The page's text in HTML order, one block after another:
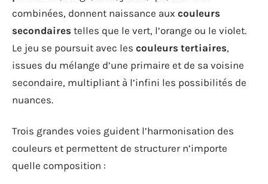
combinées, donnent naissance aux couleurs
secondaires telles que le vert, l’orange ou le violet.
Le jeu se poursuit avec les couleurs tertiaires,
issues du mélange d’une primaire et de sa voisine
secondaire, multipliant à l’infini les possibilités de
nuances.
Trois grandes voies guident l’harmonisation des
couleurs et permettent de structurer n’importe
quelle composition :